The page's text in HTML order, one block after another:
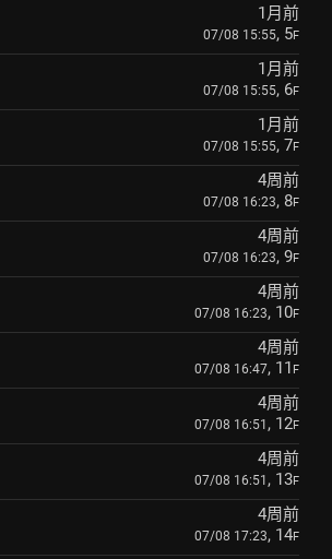
1月前
07/08 15:55, 5F
1月前
07/08 15:55, 6F
1月前
07/08 15:55, 7F
4周前
07/08 16:23, 8F
4周前
07/08 16:23, 9F
4周前
07/08 16:23, 10F
4周前
07/08 16:47, 11 F
4周前
07/08 16:51 , 12F
4周前
07/08 16:51 , 13F
4周前
07/08 17:23, 14F